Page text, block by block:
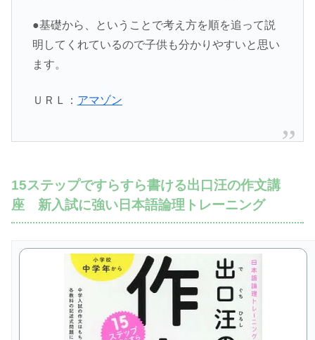
●基礎から、ということで考え方を順を追って説
明してくれているので子供も分かりやすいと思い
ます。
ＵＲＬ： アマゾン
15ステップですらすら書ける出口汪の作文講
座 新入試に強い日本語論理トレーニング